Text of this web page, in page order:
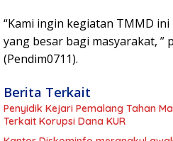
“Kami ingin kegiatan TMMD
yang besar bagi masyarakat, ”
(Pendim0711).
Berita Terkait
Penyidik Kejari Pemalang Tahan
Terkait Korupsi Dana KUR